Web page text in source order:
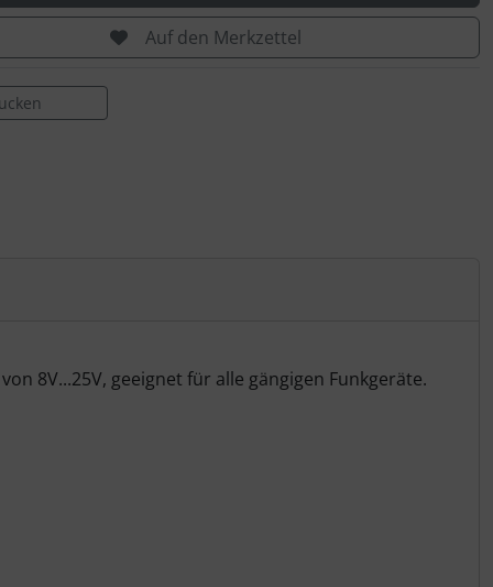
Auf den Merkzettel
8V...25V, geeignet für alle gängigen Funkgeräte.